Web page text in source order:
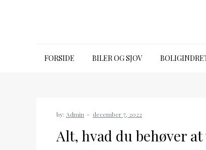
FORSIDE BILER OG SJOV
by: Admin
Alt, hvad du behøver